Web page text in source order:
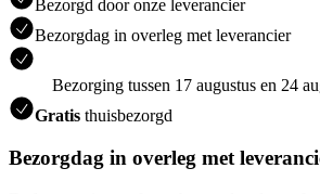
Bezorgd door onze leverancier
Bezorgdag in overleg met leverancier
Bezorging tussen 17 augustus en 24
Gratis thuisbezorgd
Bezorgdag in overleg met